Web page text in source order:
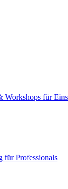
Workshops für
für Professionals